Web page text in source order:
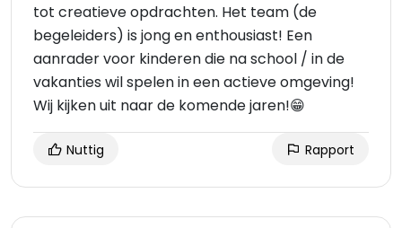
tot creatieve opdrachten. Het team (de
begeleiders) is jong en enthousiast! Een
aanrader voor kinderen die na school / in de
vakanties wil spelen in een actieve omgeving!
Wij kijken uit naar de komende jaren!😁
Nuttig Rapport